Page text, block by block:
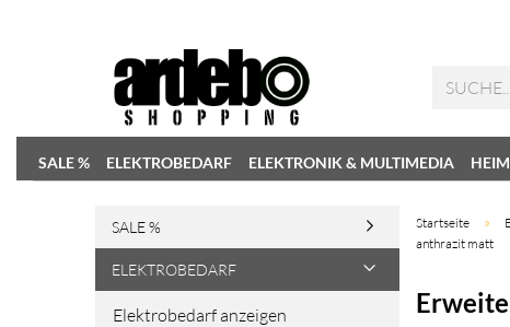
SALE % ELEKTROBEDARF ELEKTRONIK & MULTIMEDIA
Startseite »
anthrazit matt
SALE %
ELEKTROBEDARF
Elektrobedarf anzeigen